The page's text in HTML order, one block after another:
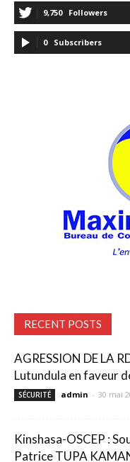
9,750 Followers
0 Subscribers
RECENT POSTS
AGRESSION DE LA
Lutundula en faveur
SÉCURITÉ admin - 30 mai
Kinshasa-OSCEP :
Patrice TUPA